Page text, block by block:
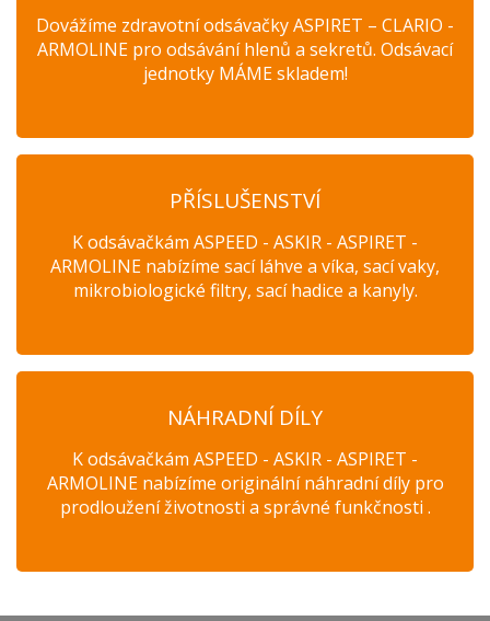
Dovážíme zdravotní odsávačky ASPIRET – CLARIO -
ARMOLINE pro odsávání hlenů a sekretů. Odsávací
jednotky MÁME skladem!
PŘÍSLUŠENSTVÍ
K odsávačkám ASPEED - ASKIR - ASPIRET -
ARMOLINE nabízíme sací láhve a víka, sací vaky,
mikrobiologické filtry, sací hadice a kanyly.
NÁHRADNÍ DÍLY
K odsávačkám ASPEED - ASKIR - ASPIRET -
ARMOLINE nabízíme originální náhradní díly pro
prodloužení životnosti a správné funkčnosti .